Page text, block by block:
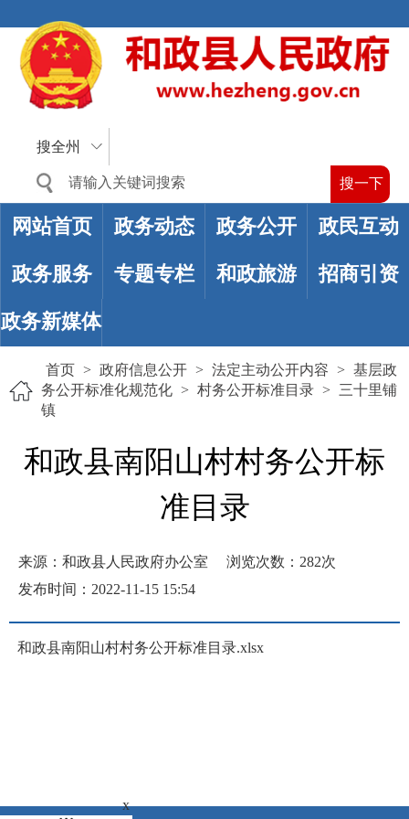
搜全州
网站首页 政务动态 政务公开 政民互动
政务服务 专题专栏 和政旅游 招商引资
政务新媒体
首页 > 政府信息公开 > 法定主动公开内容 > 基层政
务公开标准化规范化 > 村务公开标准目录 > 三十里铺
镇
和政县南阳山村村务公开标
准目录
来源：和政县人民政府办公室 浏览次数： 282次
发布时间：2022-11-15 15:54
和政县南阳山村村务公开标准目录.xlsx
x